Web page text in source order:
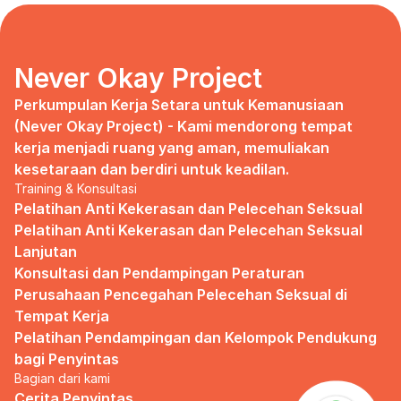
marketing strategy, I uphold myself to fill
that position. I believe I had something to
give, I like designing, and Social Media is
kinda my forte, so I did work on that solo.
Until one day I’ve had enough:
I came to work finding out that they
outsourced a social media analyst (which
conveniently consists of ALL GUYS) to
Don’t get me wrong, I want the best for
the company, but they didn’t even run it
up on me that they’re trying to solve the
marketing problem (that I was unaware
of).
I will never forget the laughs they all
shared in the meeting room, with no vagina
Never Okay Project
Perkumpulan Kerja Setara untuk Kemanusiaan
(Never Okay Project) - Kami mendorong tempat
kerja menjadi ruang yang aman, memuliakan
kesetaraan dan berdiri untuk keadilan.
Training & Konsultasi
Pelatihan Anti Kekerasan dan Pelecehan Seksual
Pelatihan Anti Kekerasan dan Pelecehan Seksual
Lanjutan
Konsultasi dan Pendampingan Peraturan
Perusahaan Pencegahan Pelecehan Seksual di
Tempat Kerja
Pelatihan Pendampingan dan Kelompok Pendukung
bagi Penyintas
Bagian dari kami